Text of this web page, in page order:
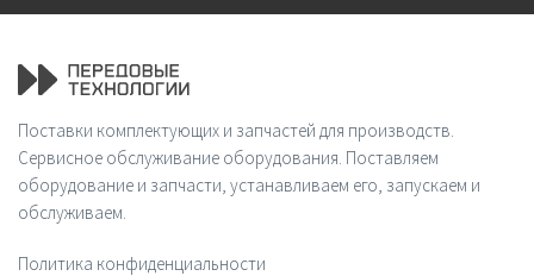
Поставки комплектующих и запчастей для производств.
Сервисное обслуживание оборудования. Поставляем
оборудование и запчасти, устанавливаем его, запускаем и
обслуживаем.
Политика конфиденциальности